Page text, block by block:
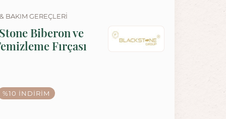
BAKIM GEREÇLERI
Biberon ve
Fırçası
%10 İNDIRIM